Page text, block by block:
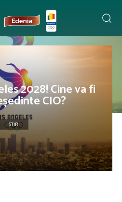
2028! Cine va fi
CIO?
ȘTIRI